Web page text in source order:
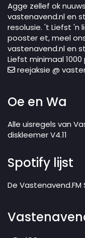
Agge zellef ok
vastenavend.nl en
resolusie. 't Liefst
pooster et, meel
vastenavend.nl en
Liefst minimaal 1000
reejaksie @
Oe en Wa
Alle uisregels van
diskleemer V4.11
Spotify lijst
De